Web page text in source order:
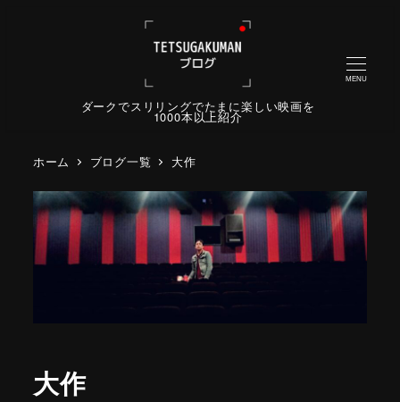
ダークでスリリングでたまに楽しい映画を
1000本以上紹介
MENU
ホーム ブログ一覧 大作
大作